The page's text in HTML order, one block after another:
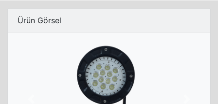
Ürün Görsel